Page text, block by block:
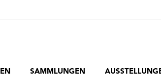
SAMMLUNGEN